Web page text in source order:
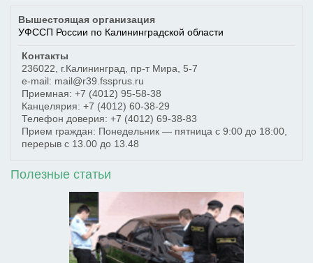
Вышестоящая организация
УФССП России по Калининградской области
Контакты
236022
г.Калининград
пр-т Мира, 5-7
e-mail: mail@r39.fssprus.ru
Приемная: +7 (4012) 95-58-38
Канцелярия: +7 (4012) 60-38-29
Телефон доверия: +7 (4012) 69-38-83
Прием граждан: Понедельник — пятница с 9:00 до 18:00,
перерыв с 13.00 до 13.48
Полезные статьи